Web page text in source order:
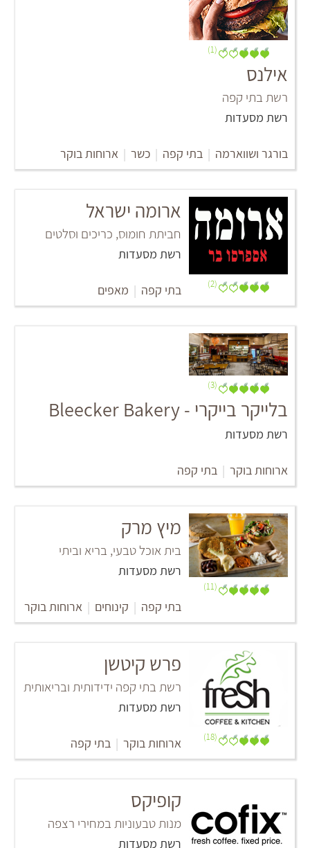
(1)
אילנס
רשת בתי קפה
רשת מסעדות
בורגר ושווארמה | בתי קפה | כשר | ארוחות בוקר
(2)
ארומה ישראל
חביתת חומוס, כריכים וסלטים
רשת מסעדות
בתי קפה | מאפים
(3)
בלייקר בייקרי - Bleecker Bakery
רשת מסעדות
ארוחות בוקר | בתי קפה
(11)
מיץ מרק
בית אוכל טבעי, בריא וביתי
רשת מסעדות
בתי קפה | קינוחים | ארוחות בוקר
(18)
פרש קיטשן
רשת בתי קפה ידידותית ובריאותית
רשת מסעדות
ארוחות בוקר | בתי קפה
קופיקס
מנות טבעוניות במחירי רצפה
רשת מסעדות